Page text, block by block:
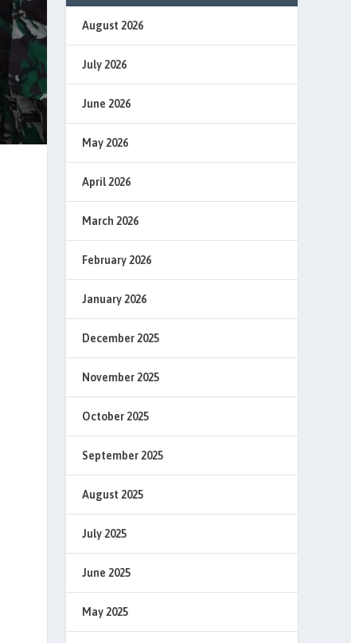
August 2026
July 2026
June 2026
May 2026
April 2026
March 2026
February 2026
January 2026
December 2025
November 2025
October 2025
September 2025
August 2025
July 2025
June 2025
May 2025